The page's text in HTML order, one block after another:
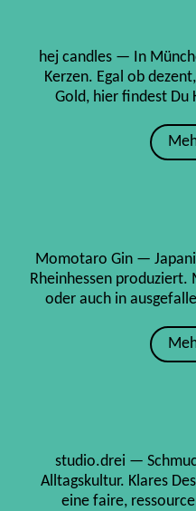
hej candles — In
Kerzen. Egal ob
Gold, hier findest Du
Momotaro Gin —
Rheinhessen produziert.
oder auch in
studio.drei —
Alltagskultur. Klares
eine faire,